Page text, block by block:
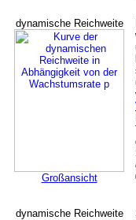
dynamische Reichweite
Großansicht
dynamische Reichweite